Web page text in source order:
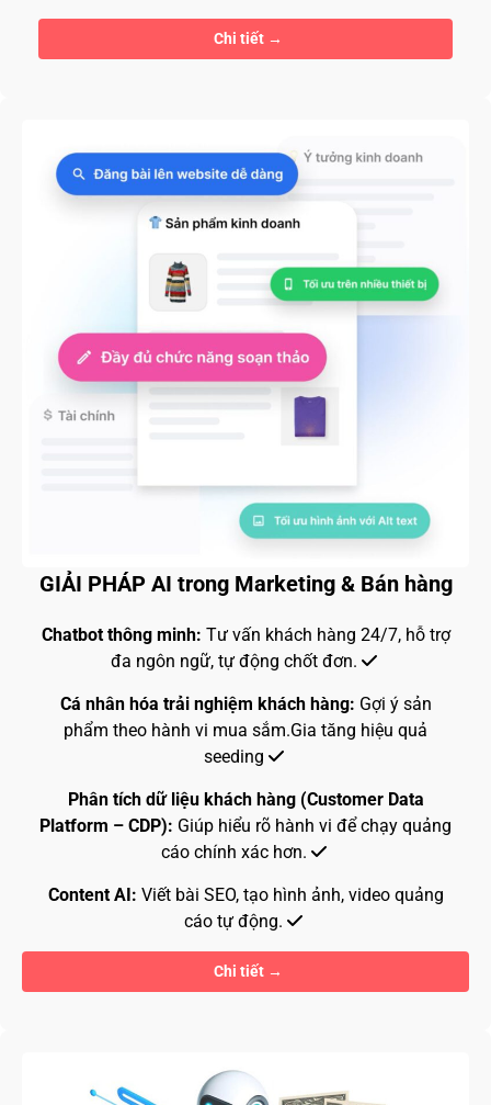
Chi tiết
GIẢI PHÁP AI trong Marketing & Bán hàng
Chatbot thông minh: Tư vấn khách hàng 24/7, hỗ trợ
đa ngôn ngữ, tự động chốt đơn.
Cá nhân hóa trải nghiệm khách hàng: Gợi ý sản
phẩm theo hành vi mua sắm.Gia tăng hiệu quả
seeding
Phân tích dữ liệu khách hàng (Customer Data
Platform – CDP): Giúp hiểu rõ hành vi để chạy quảng
cáo chính xác hơn.
Content AI: Viết bài SEO, tạo hình ảnh, video quảng
cáo tự động.
Chi tiết